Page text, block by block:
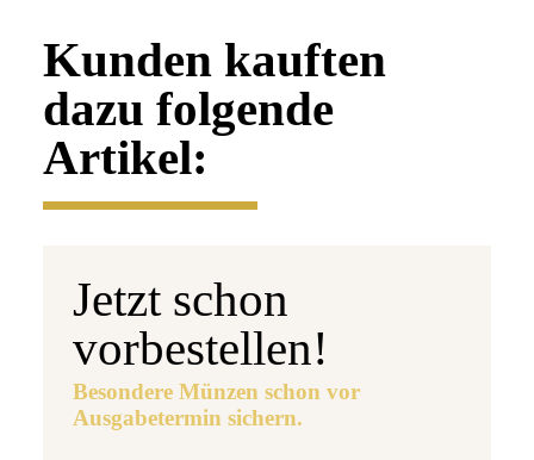
Kunden kauften
dazu folgende
Artikel:
Jetzt schon
vorbestellen!
Besondere Münzen schon vor
Ausgabetermin sichern.